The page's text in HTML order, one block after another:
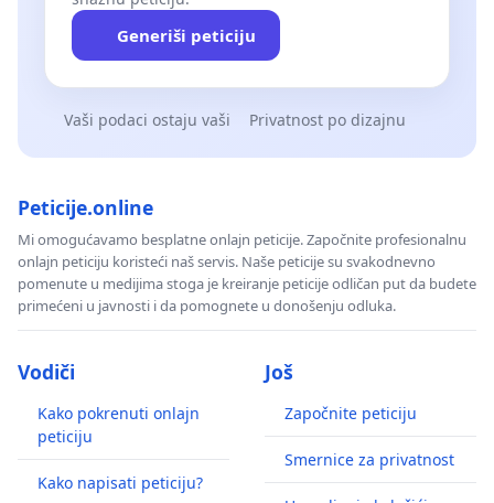
Generiši peticiju
Vaši podaci ostaju vaši Privatnost po dizajnu
Peticije.online
Mi omogućavamo besplatne onlajn peticije. Započnite profesionalnu
onlajn peticiju koristeći naš servis. Naše peticije su svakodnevno
pomenute u medijima stoga je kreiranje peticije odličan put da budete
primećeni u javnosti i da pomognete u donošenju odluka.
Vodiči
Kako pokrenuti onlajn
peticiju
Kako napisati peticiju?
Još
Započnite peticiju
Smernice za privatnost